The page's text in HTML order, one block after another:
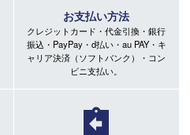
お支払い方法
クレジットカード・代金引換・銀行
振込・PayPay・d払い・au PAY・キ
ャリア決済（ソフトバンク）・コン
ビニ支払い。